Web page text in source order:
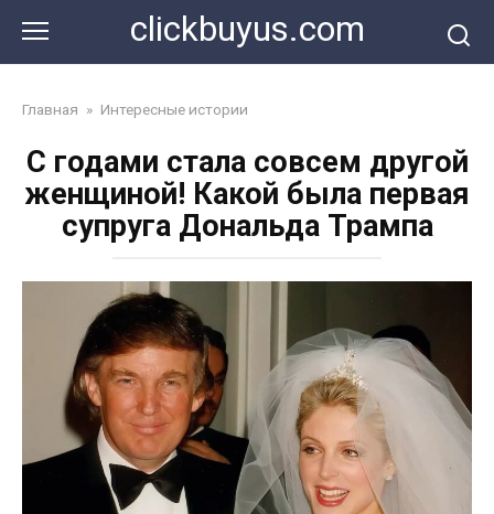
контенту
clickbuyus.com
Главная » Интересные истории
C годами стала совсем другой
женщиной! Какой была первая
супруга Дональда Трампа